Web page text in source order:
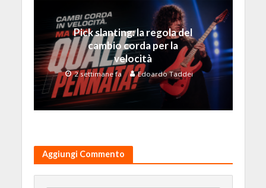
Pick slanting: la regola del
cambio corda per la
velocità
2 settimane fa Edoardo Taddei
Aggiungi Commento